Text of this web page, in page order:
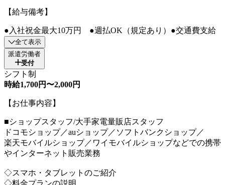
【給与備考】
●入社祝金最大10万円 ●週払OK（規定あり）●交通費支給
全て表示
派遣労働者
受付
シフト制
時給1,700円〜2,000円
【お仕事内容】
■ショップスタッフ/大手家電量販店スタッフ
ドコモショップ／auショップ／ソフトバンクショップ／
楽天モバイルショップ／ワイモバイルショップなどでの携帯
やインターネット販売業務
◇スマホ・タブレットのご紹介
◇料金プランの説明